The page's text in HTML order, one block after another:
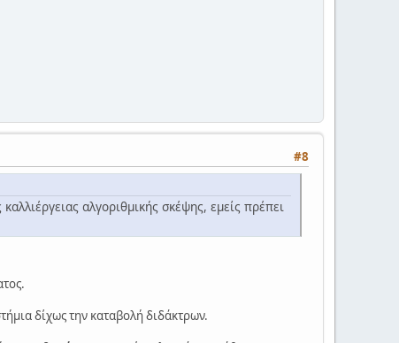
#8
αλγοριθμικής σκέψης, εμείς πρέπει
δίχως την καταβολή διδάκτρων.